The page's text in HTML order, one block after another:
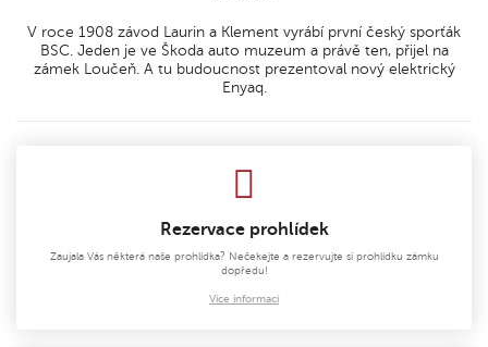
V roce 1908 závod Laurin a Klement vyrábí první český sporťák
BSC. Jeden je ve Škoda auto muzeum a právě ten, přijel na
zámek Loučeň. A tu budoucnost prezentoval nový elektrický
Enyaq.
Rezervace prohlídek
Zaujala Vás některá naše prohlídka? Nečekejte a rezervujte si prohlídku zámku
dopředu!
Více informací